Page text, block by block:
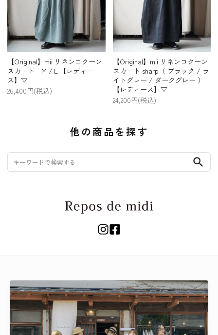
【Original】mii リネンコクーン
スカート M /Ｌ【レディー
ス】▽
26,400円(税込)
【Original】mii リネンコクーン
スカート sharp（ ブラック / ラ
イトグレー / ダークグレー ）
【レディース】▽
24,200円(税込)
他の商品を探す
search